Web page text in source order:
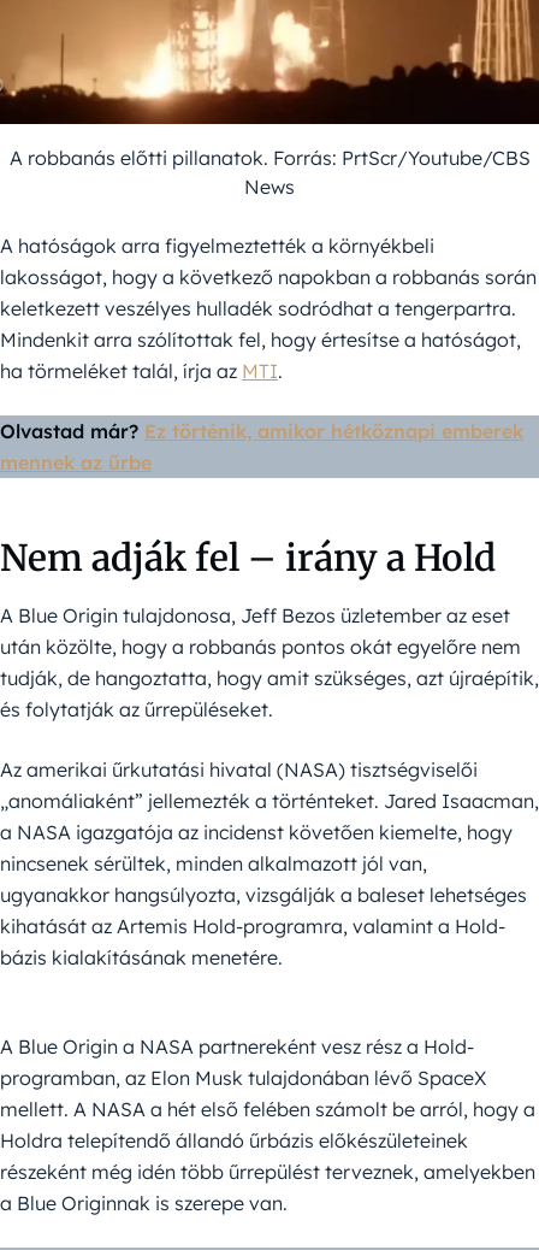
A robbanás előtti pillanatok. Forrás: PrtScr/Youtube/CBS
News
A hatóságok arra figyelmeztették a környékbeli
lakosságot, hogy a következő napokban a robbanás során
keletkezett veszélyes hulladék sodródhat a tengerpartra.
Mindenkit arra szólítottak fel, hogy értesítse a hatóságot,
ha törmeléket talál, írja az MTI.
Olvastad már? Ez történik, amikor hétköznapi emberek
mennek az űrbe
Nem adják fel – irány a Hold
A Blue Origin tulajdonosa, Jeff Bezos üzletember az eset
után közölte, hogy a robbanás pontos okát egyelőre nem
tudják, de hangoztatta, hogy amit szükséges, azt újraépítik,
és folytatják az űrrepüléseket.
Az amerikai űrkutatási hivatal (NASA) tisztségviselői
„anomáliaként” jellemezték a történteket. Jared Isaacman,
a NASA igazgatója az incidenst követően kiemelte, hogy
nincsenek sérültek, minden alkalmazott jól van,
ugyanakkor hangsúlyozta, vizsgálják a baleset lehetséges
kihatását az Artemis Hold-programra, valamint a Hold-
bázis kialakításának menetére.
A Blue Origin a NASA partnereként vesz rész a Hold-
programban, az Elon Musk tulajdonában lévő SpaceX
mellett. A NASA a hét első felében számolt be arról, hogy a
Holdra telepítendő állandó űrbázis előkészületeinek
részeként még idén több űrrepülést terveznek, amelyekben
a Blue Originnak is szerepe van.